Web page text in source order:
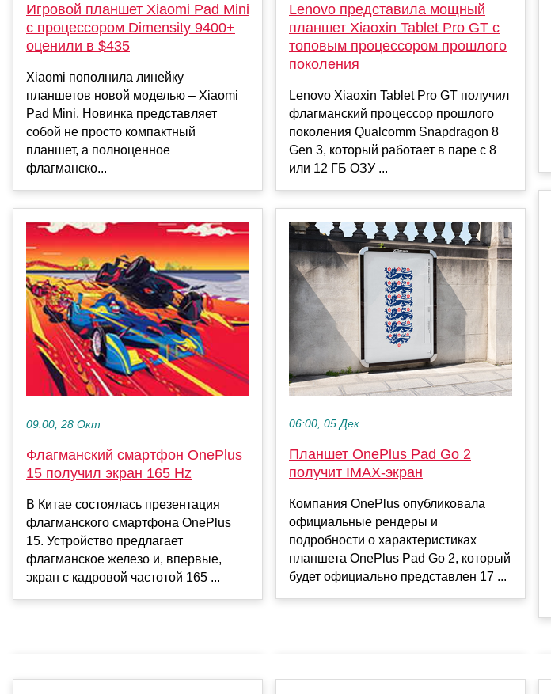
Игровой планшет Xiaomi Pad Mini
с процессором Dimensity 9400+
оценили в $435
Xiaomi пополнила линейку
планшетов новой моделью – Xiaomi
Pad Mini. Новинка представляет
собой не просто компактный
планшет, а полноценное
флагманско...
09:00, 28 Окт
Флагманский смартфон OnePlus
15 получил экран 165 Hz
В Китае состоялась презентация
флагманского смартфона OnePlus
15. Устройство предлагает
флагманское железо и, впервые,
экран с кадровой частотой 165 ...
Lenovo представила мощный
планшет Xiaoxin Tablet Pro GT с
топовым процессором прошлого
поколения
Lenovo Xiaoxin Tablet Pro GT получил
флагманский процессор прошлого
поколения Qualcomm Snapdragon 8
Gen 3, который работает в паре с 8
или 12 ГБ ОЗУ ...
06:00, 05 Дек
Планшет OnePlus Pad Go 2
получит IMAX-экран
Компания OnePlus опубликовала
официальные рендеры и
подробности о характеристиках
планшета OnePlus Pad Go 2, который
будет официально представлен 17 ...